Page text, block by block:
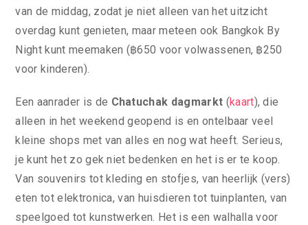
van de middag, zodat je niet alleen van het uitzicht
overdag kunt genieten, maar meteen ook Bangkok By
Night kunt meemaken (฿650 voor volwassenen, ฿250
voor kinderen).
Een aanrader is de Chatuchak dagmarkt (kaart), die
alleen in het weekend geopend is en ontelbaar veel
kleine shops met van alles en nog wat heeft. Serieus,
je kunt het zo gek niet bedenken en het is er te koop.
Van souvenirs tot kleding en stofjes, van heerlijk (vers)
eten tot elektronica, van huisdieren tot tuinplanten, van
speelgoed tot kunstwerken. Het is een walhalla voor